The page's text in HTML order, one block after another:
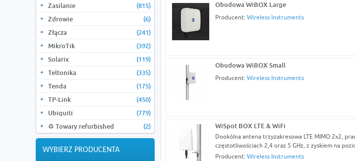
Zasilanie
(815)
Zdrowie
(6)
Złącza
(241)
MikroTik
(392)
Solarix
(119)
Teltonika
(335)
Tenda
(175)
TP-Link
(450)
Ubiquiti
(779)
♻️ Towary refurbished
(2)
WYBIERZ PRODUCENTA
Obudowa WiBOX Large
Producent: Wireless Instruments
Obudowa WiBOX Small
Producent: Wireless Instruments
WiSpot BOX LTE & WiFi
Dookólna antena trzyzakresowa LTE MIMO 2x2,
częstotliwościach 2,4 oraz 5 GHz, z zyskiem na
Producent: Wireless Instruments